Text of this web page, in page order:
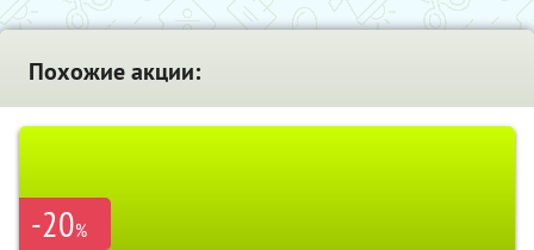
Похожие акции:
-20%